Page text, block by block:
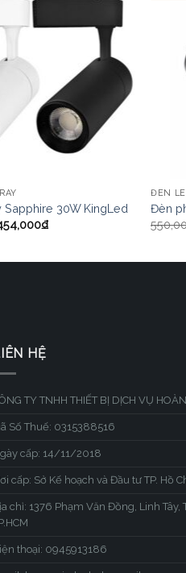
Sapphire 30W KingLed
₫
ĐÈN
Đèn
HỆ
TY TNHH THIẾT BỊ DỊCH VỤ
Số Thuế: 0315388516
cấp: 14/11/2018
cấp: Sở Kế hoạch và Đầu tư TP. Hồ
chỉ: 1376 Phạm Văn Đồng, Linh Tây,
thoại: 0945913186